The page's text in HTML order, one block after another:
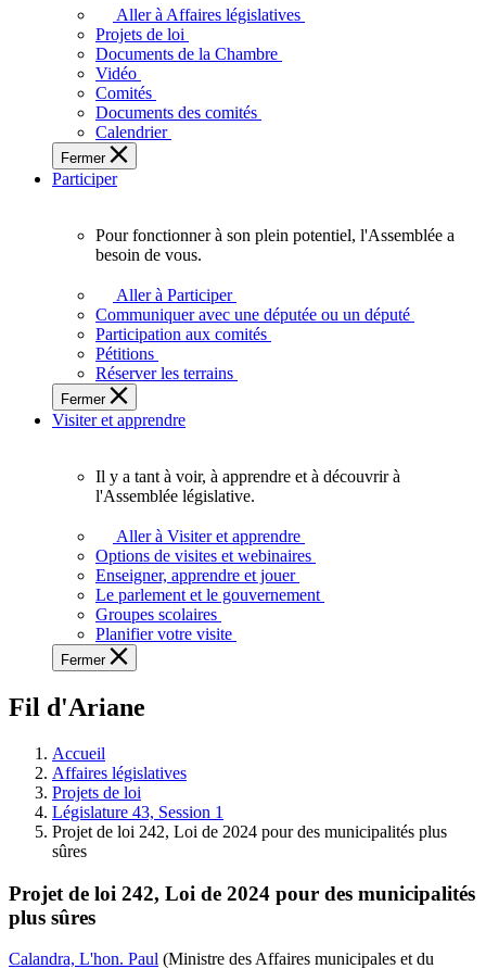
adopte
touchent
des
Ontariennes
et
Aller à Affaires législatives
Projets de loi
Documents de la Chambre
Vidéo
Comités
Documents des comités
Calendrier
Fermer
Participer
plein
potentiel,
l'Assemblée
a
besoin
de
Pour fonctionner à son plein potentiel, l'Assemblée a
besoin de vous.
Aller à Participer
Communiquer avec une députée ou un député
Participation aux comités
Pétitions
Réserver les terrains
Fermer
Visiter et apprendre
voir,
apprendre
et
à
à
législative.
Il y a tant à voir, à apprendre et à découvrir à
l'Assemblée législative.
Aller à Visiter et apprendre
Options de visites et webinaires
Enseigner, apprendre et jouer
Le parlement et le gouvernement
Groupes scolaires
Planifier votre visite
Fermer
Fil d'Ariane
Accueil
Affaires législatives
Projets de loi
Législature 43, Session 1
Projet de loi 242, Loi de 2024 pour des municipalités plus
sûres
Projet de loi 242, Loi de 2024 pour des municipalités
plus sûres
Calandra, L'hon. Paul (Ministre des Affaires municipales et du